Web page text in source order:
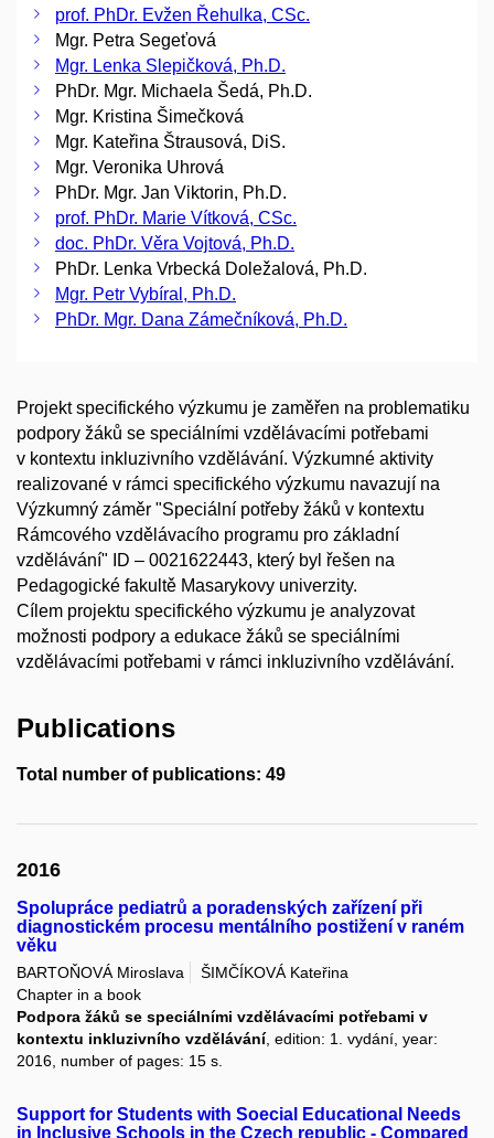
prof. PhDr. Evžen Řehulka, CSc.
Mgr. Petra Segeťová
Mgr. Lenka Slepičková, Ph.D.
PhDr. Mgr. Michaela Šedá, Ph.D.
Mgr. Kristina Šimečková
Mgr. Kateřina Štrausová, DiS.
Mgr. Veronika Uhrová
PhDr. Mgr. Jan Viktorin, Ph.D.
prof. PhDr. Marie Vítková, CSc.
doc. PhDr. Věra Vojtová, Ph.D.
PhDr. Lenka Vrbecká Doležalová, Ph.D.
Mgr. Petr Vybíral, Ph.D.
PhDr. Mgr. Dana Zámečníková, Ph.D.
Projekt specifického výzkumu je zaměřen na problematiku
podpory žáků se speciálními vzdělávacími potřebami
v kontextu inkluzivního vzdělávání. Výzkumné aktivity
realizované v rámci specifického výzkumu navazují na
Výzkumný záměr "Speciální potřeby žáků v kontextu
Rámcového vzdělávacího programu pro základní
vzdělávání" ID – 0021622443, který byl řešen na
Pedagogické fakultě Masarykovy univerzity.
Cílem projektu specifického výzkumu je analyzovat
možnosti podpory a edukace žáků se speciálními
vzdělávacími potřebami v rámci inkluzivního vzdělávání.
Publications
Total number of publications: 49
2016
Spolupráce pediatrů a poradenských zařízení při
diagnostickém procesu mentálního postižení v raném
věku
BARTOŇOVÁ Miroslava
ŠIMČÍKOVÁ Kateřina
Chapter in a book
Podpora žáků se speciálními vzdělávacími potřebami v
kontextu inkluzivního vzdělávání, edition: 1. vydání, year:
2016, number of pages: 15 s.
Support for Students with Soecial Educational Needs
in Inclusive Schools in the Czech republic - Compared